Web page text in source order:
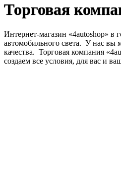
Торговая
Интернет-магазин «4autoshop» в
автомобильного света. У нас вы
качества. Торговая компания
создаем все условия, для вас и